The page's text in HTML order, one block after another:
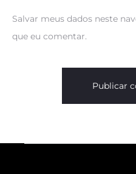
Salvar meus dados neste
que eu comentar.